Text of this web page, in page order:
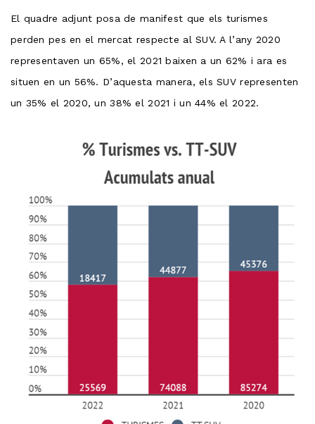
El quadre adjunt posa de manifest que els turismes
perden pes en el mercat respecte al SUV. A l’any 2020
representaven un 65%, el 2021 baixen a un 62% i ara es
situen en un 56%. D’aquesta manera, els SUV representen
un 35% el 2020, un 38% el 2021 i un 44% el 2022.